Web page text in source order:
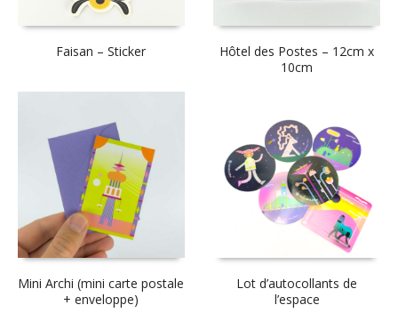
Faisan – Sticker
Hôtel des Postes – 12cm x
10cm
Mini Archi (mini carte postale
+ enveloppe)
Lot d’autocollants de
l’espace